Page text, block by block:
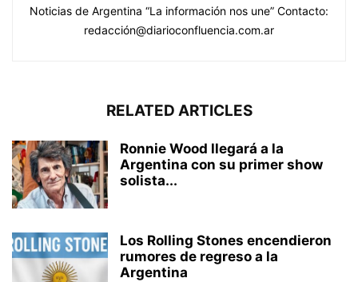
Noticias de Argentina “La información nos une” Contacto:
redacción@diarioconfluencia.com.ar
RELATED ARTICLES
Ronnie Wood llegará a la
Argentina con su primer show
solista...
Los Rolling Stones encendieron
rumores de regreso a la
Argentina